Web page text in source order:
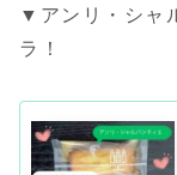
▼アンリ・シャ
ラ！